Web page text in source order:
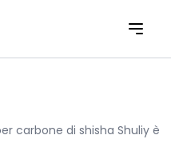
carbone di shisha Shuliy è